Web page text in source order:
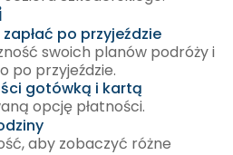
po przyjeździe
swoich planów podróży i
po przyjeździe.
gotówką i kartą
opcję płatności.
aby zobaczyć różne